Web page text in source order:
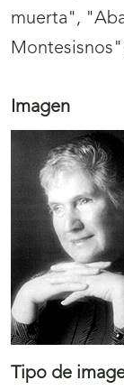
muerta",
Imagen
Tipo de